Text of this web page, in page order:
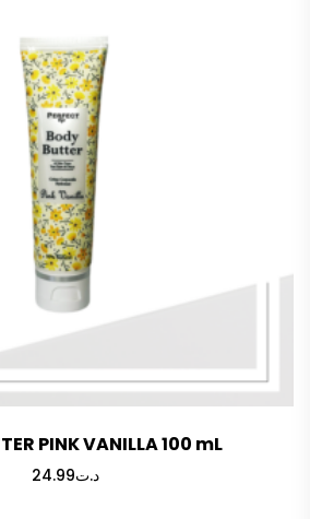
PINK VANILLA 100 mL
د.ت24.99